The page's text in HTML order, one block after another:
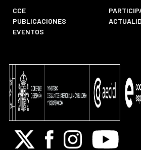
CCE
PUBLICACIONES
EVENTOS
X FacebookInstagramYoutube